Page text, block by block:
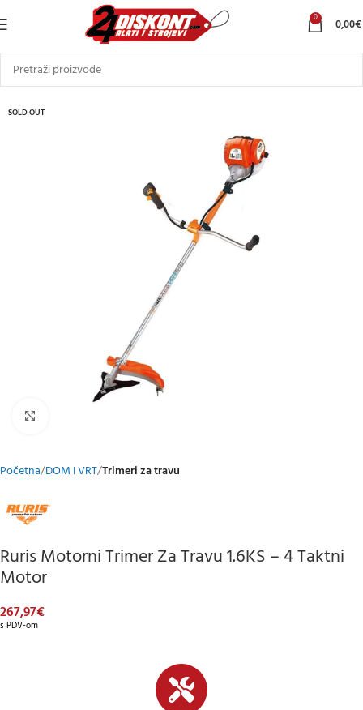
0 0,00€
SOLD OUT
Početna DOM I VRT Trimeri za travu
Ruris Motorni Trimer Za Travu 1.6KS – 4 Taktni
Motor
267,97€
s PDV-om